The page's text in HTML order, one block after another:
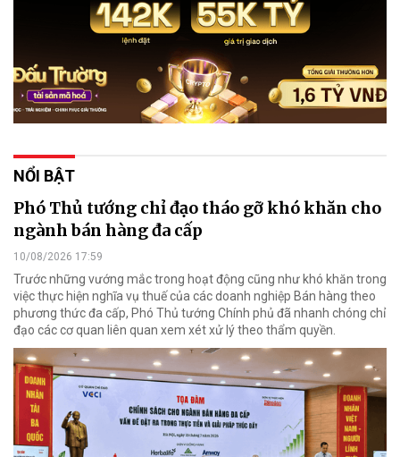
NỔI BẬT
Phó Thủ tướng chỉ đạo tháo gỡ khó khăn cho
ngành bán hàng đa cấp
10/08/2026 17:59
Trước những vướng mắc trong hoạt động cũng như khó khăn trong
việc thực hiện nghĩa vụ thuế của các doanh nghiệp Bán hàng theo
phương thức đa cấp, Phó Thủ tướng Chính phủ đã nhanh chóng chỉ
đạo các cơ quan liên quan xem xét xử lý theo thẩm quyền.